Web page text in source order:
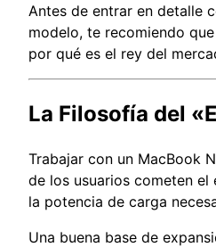
Antes de entrar en detalle
modelo, te recomiendo
por qué es el rey del
La Filosofía del
Trabajar con un MacBook
de los usuarios cometen
la potencia de carga
Una buena base de